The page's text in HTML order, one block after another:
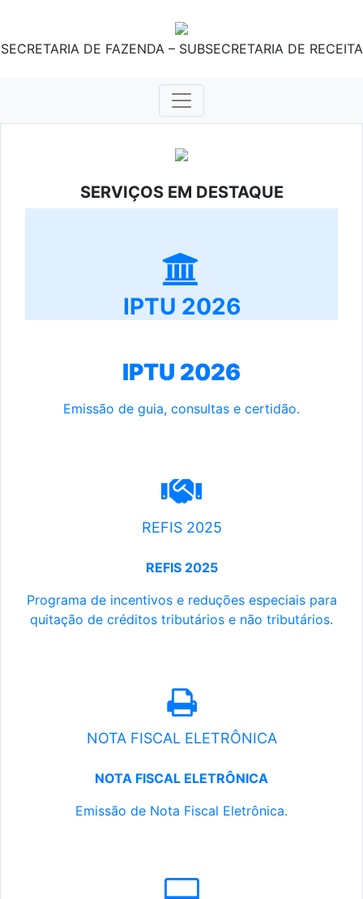
SECRETARIA DE FAZENDA – SUBSECRETARIA DE RECEITA
SERVIÇOS EM DESTAQUE
IPTU 2026
IPTU 2026
Emissão de guia, consultas e certidão.
REFIS 2025
REFIS 2025
Programa de incentivos e reduções especiais para
quitação de créditos tributários e não tributários.
NOTA FISCAL ELETRÔNICA
NOTA FISCAL ELETRÔNICA
Emissão de Nota Fiscal Eletrônica.